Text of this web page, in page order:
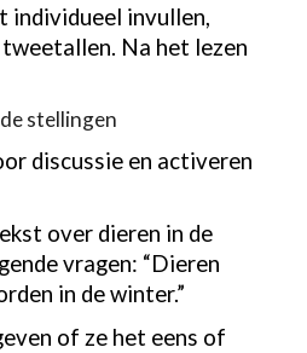
individueel invullen,
Na het lezen
stellingen
discussie en activeren
over dieren in de
vragen: “Dieren
in de winter.”
of ze het eens of